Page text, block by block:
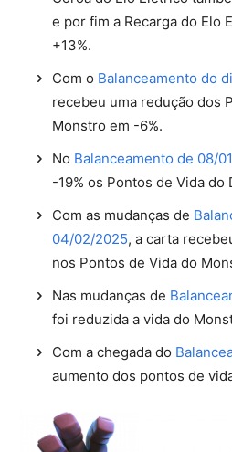
e por fim a Recarga do Elo
+13%.
Com o Balanceamento do
recebeu uma redução dos
Monstro em -6%.
No Balanceamento de 08/
-19% os Pontos de Vida do
Com as mudanças de
04/02/2025, a carta
nos Pontos de Vida do
Nas mudanças de
foi reduzida a vida do
Com a chegada do
aumento dos pontos de